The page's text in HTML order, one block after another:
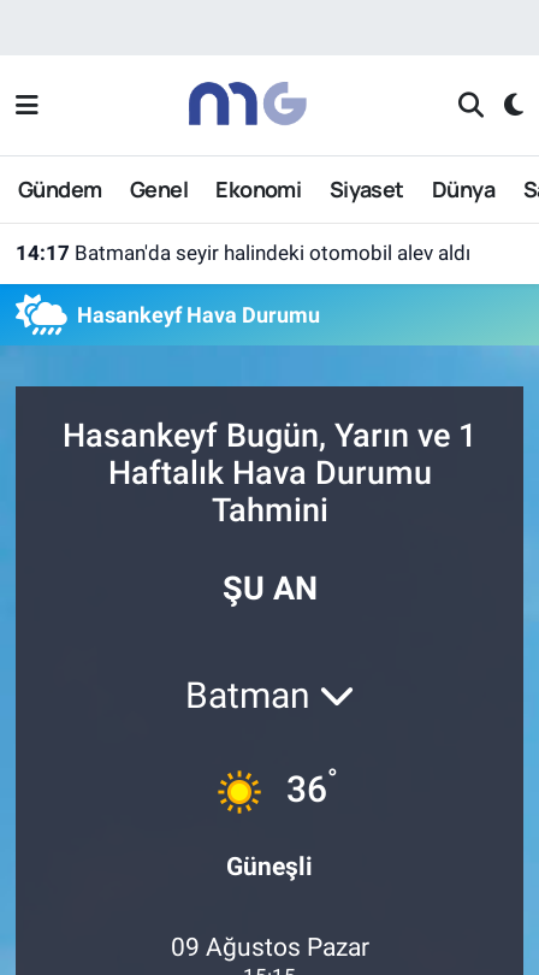
Gündem Genel Ekonomi Siyaset Dünya
14:17 Batman'da seyir halindeki otomobil alev aldı
Hasankeyf Hava Durumu
Hasankeyf Bugün, Yarın ve 1
Haftalık Hava Durumu
Tahmini
ŞU AN
Batman
36°
Güneşli
09 Ağustos Pazar
Nöbetçi Eczaneler
Hava Durumu
Son Dakika Haberleri